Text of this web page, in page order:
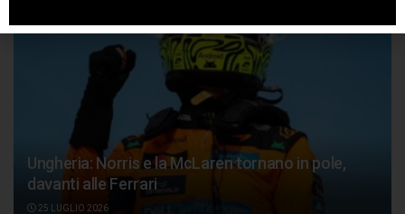
Ungheria: Norris e la McLaren tornano in pole,
davanti alle Ferrari
25 LUGLIO 2026